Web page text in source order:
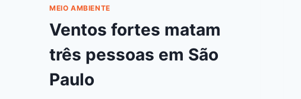
MEIO AMBIENTE
Ventos fortes matam
três pessoas em São
Paulo